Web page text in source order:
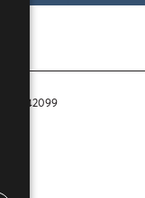
242099